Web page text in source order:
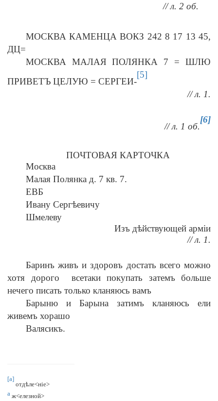
// л. 2 об.
МОСКВА КАМЕНЦА ВОКЗ 242 8 17 13 45,
ДЦ=
МОСКВА МАЛАЯ ПОЛЯНКА 7 = ШЛЮ
ПРИВЕТЪ ЦЕЛУЮ = СЕРГЕИ-
[5]
// л. 1.
// л. 1 об.
[6]
ПОЧТОВАЯ КАРТОЧКА
Москва
Малая Полянка д. 7 кв. 7.
ЕВБ
Ивану Сергѣевичу
Шмелеву
Изъ дѣйствующей арміи
// л. 1.
Баринъ живъ и здоровъ достать всего можно
хотя дорого всетаки покупать затемъ больше
нечего писать только кланяюсь вамъ
Барыню и Барына затимъ кланяюсь ели
живемъ хорашо
Валясикъ.
[a]
отдѣле<нiе>
а ж<елезной>